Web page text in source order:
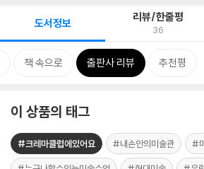
도서정보 리뷰/한줄평
36
책 속으로 출판사 리뷰 추천평
이 상품의 태그
#크레마클럽에있어요 #내손안의미술관 #